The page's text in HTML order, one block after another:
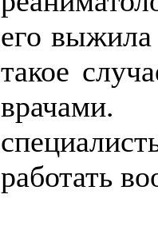
его
такое
работать